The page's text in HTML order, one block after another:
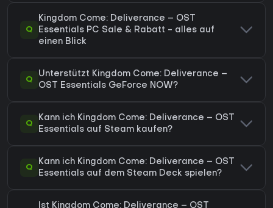
Q
Kingdom Come: Deliverance – OST
Essentials PC Sale & Rabatt - alles auf
einen Blick
Q
Unterstützt Kingdom Come: Deliverance –
OST Essentials GeForce NOW?
Q
Kann ich Kingdom Come: Deliverance – OST
Essentials auf Steam kaufen?
Q
Kann ich Kingdom Come: Deliverance – OST
Essentials auf dem Steam Deck spielen?
Ist Kingdom Come: Deliverance – OST